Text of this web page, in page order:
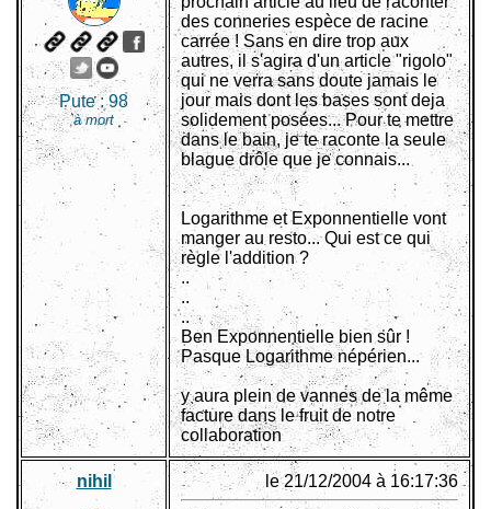
Pute :98
à mort
des conneries espèce de racine
carrée ! Sans en dire trop aux
autres, il s'agira d'un article "rigolo"
qui ne verra sans doute jamais le
jour mais dont les bases sont deja
solidement posées... Pour te mettre
dans le bain, je te raconte la seule
blague drôle que je connais...
Logarithme et Exponnentielle vont
manger au resto... Qui est ce qui
règle l'addition ?
..
..
..
Ben Exponnentielle bien sûr !
Pasque Logarithme népérien...
y aura plein de vannes de la même
facture dans le fruit de notre
collaboration
nihil le 21/12/2004 à 16:17:36